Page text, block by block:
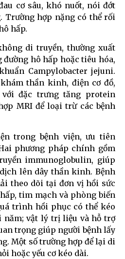
cơ sâu, khó nuốt, nói đớt
Trường hợp nặng có thể rối
hấp.
di truyền, thường xuất
hô hấp hoặc tiêu hóa,
Campylobacter jejuni.
thần kinh, điện cơ đồ,
đặc trưng tăng protein
MRI để loại trừ các bệnh
trong bệnh viện, ưu tiên
phương pháp chính gồm
immunoglobulin, giúp
lên dây thần kinh. Bệnh
theo dõi tại đơn vị hồi sức
tim mạch và phòng biến
trình hồi phục có thể kéo
năm; vật lý trị liệu và hỗ trợ
trọng giúp người bệnh lấy
Một số trường hợp để lại di
hoặc yếu cơ kéo dài.